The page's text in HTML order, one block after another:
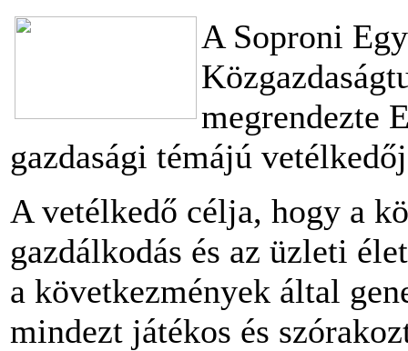
A Soproni
megrendezte
gazdasági témájú
A vetélkedő célja, hogy a
gazdálkodás és az üzleti
a következmények által
mindezt játékos és